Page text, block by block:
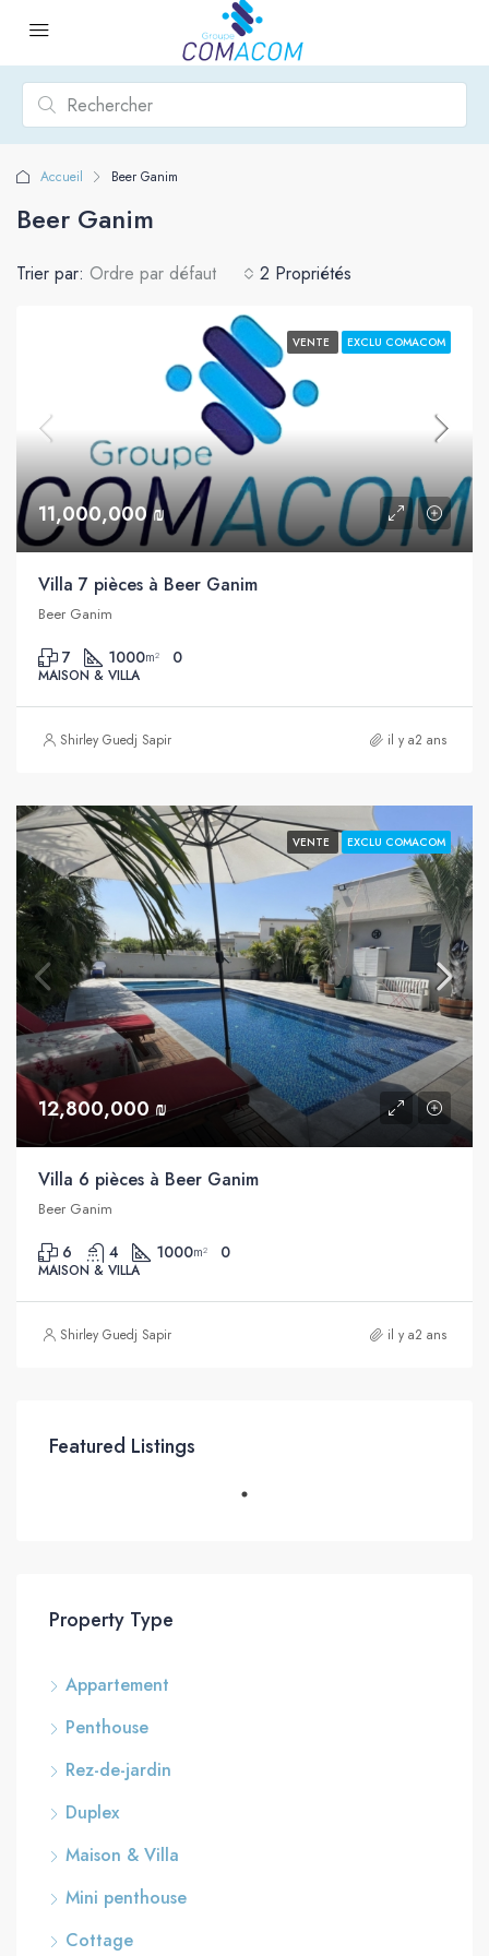
Accueil Beer Ganim
Beer Ganim
2 Propriétés
Trier par: Ordre par défaut
VENTE EXCLU COMACOM
11,000,000 ₪
Villa 7 pièces à Beer Ganim
Beer Ganim
7 1000m² 0
MAISON & VILLA
Shirley Guedj Sapir il y a2 ans
VENTE EXCLU COMACOM
12,800,000 ₪
Villa 6 pièces à Beer Ganim
Beer Ganim
6 4 1000m² 0
MAISON & VILLA
Shirley Guedj Sapir il y a2 ans
Featured Listings
Property Type
Appartement
Penthouse
Rez-de-jardin
Duplex
Maison & Villa
Mini penthouse
Cottage